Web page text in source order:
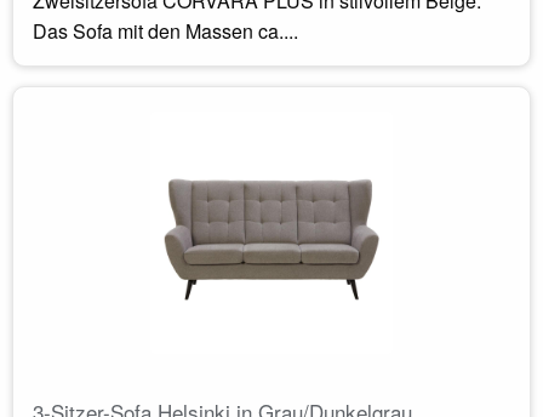
Das Sofa mit den Massen ca....